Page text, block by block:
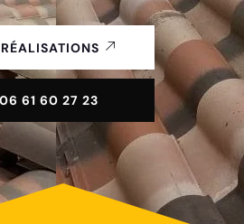
06 61 60 27 23